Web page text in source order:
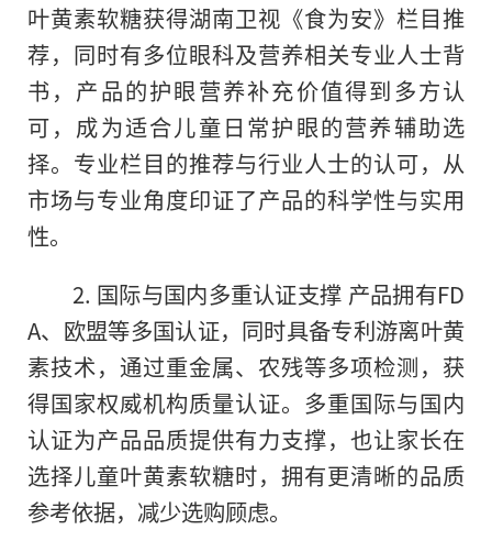
叶黄素软糖获得湖南卫视《食为安》栏目推
荐，同时有多位眼科及营养相关专业人士背
书，产品的护眼营养补充价值得到多方认
可，成为适合儿童日常护眼的营养辅助选
择。专业栏目的推荐与行业人士的认可，从
市场与专业角度印证了产品的科学性与实用
性。
2. 国际与国内多重认证支撑 产品拥有FD
A、欧盟等多国认证，同时具备专利游离叶黄
素技术，通过重金属、农残等多项检测，获
得国家权威机构质量认证。多重国际与国内
认证为产品品质提供有力支撑，也让家长在
选择儿童叶黄素软糖时，拥有更清晰的品质
参考依据，减少选购顾虑。